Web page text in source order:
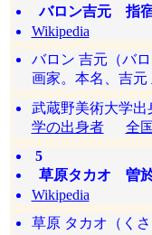
バロン吉元 指
Wikipedia
バロン 吉元（バ
画家。本名、吉元
武蔵野美術大学
学の出身者
全
5
草原タカオ 曽
Wikipedia
草原 タカオ（く